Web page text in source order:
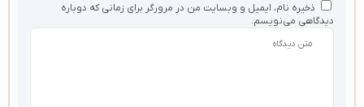
ذخیره نام، ایمیل و وبسایت من در مرورگر برای زمانی که دوباره
دیدگاهی می‌نویسم.